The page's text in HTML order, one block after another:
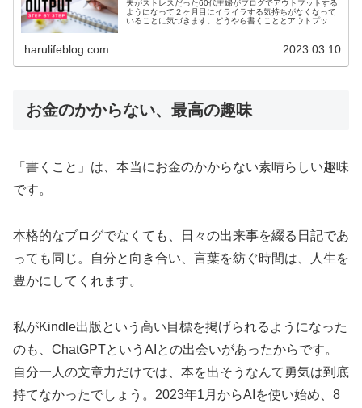
夫がストレスだった60代主婦がブログでアウトプットする
ようになって２ヶ月目にイライラする気持ちがなくなって
いることに気づきます。どうやら書くこととアウトプット
harulifeblog.com 2023.03.10
お金のかからない、最高の趣味
「書くこと」は、本当にお金のかからない素晴らしい趣味
です。
本格的なブログでなくても、日々の出来事を綴る日記であ
っても同じ。自分と向き合い、言葉を紡ぐ時間は、人生を
豊かにしてくれます。
私がKindle出版という高い目標を掲げられるようになった
のも、ChatGPTというAIとの出会いがあったからです。
自分一人の文章力だけでは、本を出そうなんて勇気は到底
持てなかったでしょう。2023年1月からAIを使い始め、8